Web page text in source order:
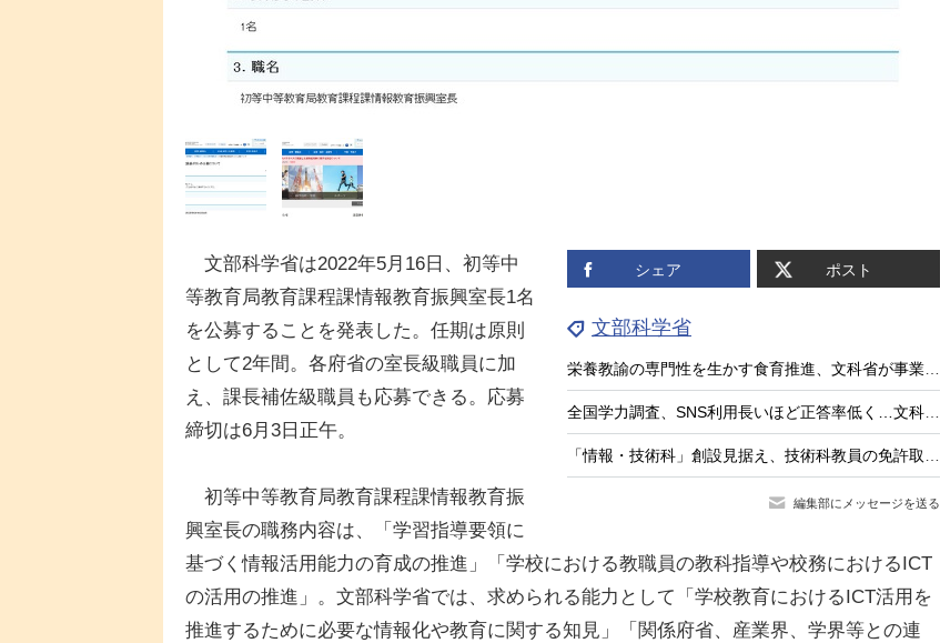
シェア ポスト
文部科学省
栄養教諭の専門性を生かす食育推進、文科省が事業公募
全国学力調査、SNS利用長いほど正答率低く…文科相8/4会見
「情報・技術科」創設見据え、技術科教員の免許取得講座を全国実施…兵庫教育大
編集部にメッセージを送る
文部科学省は2022年5月16日、初等中
等教育局教育課程課情報教育振興室長1名
を公募することを発表した。任期は原則
として2年間。各府省の室長級職員に加
え、課長補佐級職員も応募できる。応募
締切は6月3日正午。
初等中等教育局教育課程課情報教育振
興室長の職務内容は、「学習指導要領に
基づく情報活用能力の育成の推進」「学校における教職員の教科指導や校務におけるICT
の活用の推進」。文部科学省では、求められる能力として「学校教育におけるICT活用を
推進するために必要な情報化や教育に関する知見」「関係府省、産業界、学界等との連